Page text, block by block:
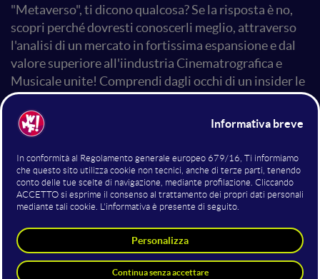
"Metaverso", ti dicono qualcosa? Se la risposta è no,
scopri perché dovresti conoscerli meglio, attraverso
l'analisi di un mercato in fortissima espansione e dal
valore superiore all'iindustria Cinematrografica e
Musicale unite! Comprendi dagli occhi di un insider le
opportunità e trasformale in lavoro
#workhardplayharder
Altri interventi nella sala